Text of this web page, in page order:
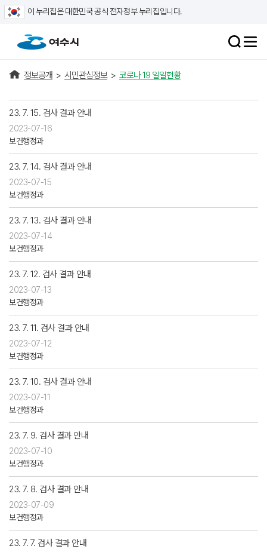
이 누리집은 대한민국 공식 전자정부 누리집입니다.
정보공개 > 시민관심정보 > 코로나 19 일일현황
23. 7. 15. 검사 결과 안내
2023-07-16
보건행정과
23. 7. 14. 검사 결과 안내
2023-07-15
보건행정과
23. 7. 13. 검사 결과 안내
2023-07-14
보건행정과
23. 7. 12. 검사 결과 안내
2023-07-13
보건행정과
23. 7. 11. 검사 결과 안내
2023-07-12
보건행정과
23. 7. 10. 검사 결과 안내
2023-07-11
보건행정과
23. 7. 9. 검사 결과 안내
2023-07-10
보건행정과
23. 7. 8. 검사 결과 안내
2023-07-09
보건행정과
23. 7. 7. 검사 결과 안내